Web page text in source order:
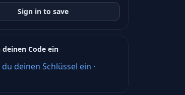
Sign in to save
Code ein
deinen Schlüssel ein ·